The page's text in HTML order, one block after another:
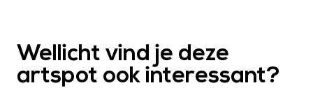
Wellicht vind je deze
artspot ook interessant?